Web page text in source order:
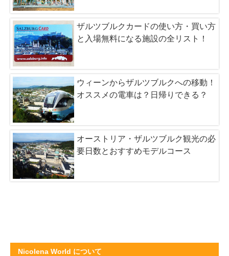
ザルツブルクカードの使い方・買い方
と入場無料になる施設の全リスト！
ウィーンからザルツブルクへの移動！
オススメの電車は？日帰りできる？
オーストリア・ザルツブルク観光の必
要日数とおすすめモデルコース
Nicolena World について